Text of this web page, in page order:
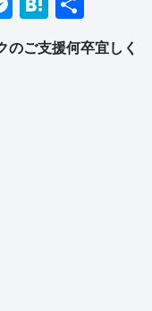
ss
at
e
有
ご支援何卒宜しく